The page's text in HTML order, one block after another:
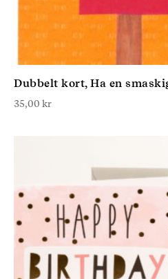
Dubbelt kort, Ha en
35,00 kr